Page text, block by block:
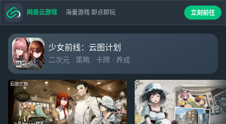
少女前线：云图计划
二次元 策略 卡牌 养成
网易云游戏 海量游戏 即点即玩 立刻前往